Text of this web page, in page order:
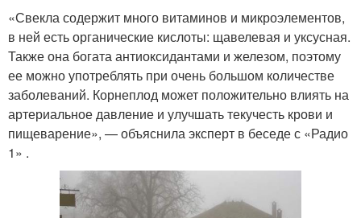
«Свекла содержит много витаминов и микроэлементов,
в ней есть органические кислоты: щавелевая и уксусная.
Также она богата антиоксидантами и железом, поэтому
ее можно употреблять при очень большом количестве
заболеваний. Корнеплод может положительно влиять на
артериальное давление и улучшать текучесть крови и
пищеварение», — объяснила эксперт в беседе с «Радио
1» .